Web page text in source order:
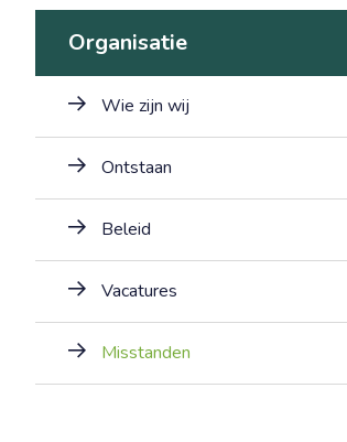
Organisatie
Wie zijn wij
Ontstaan
Beleid
Vacatures
Misstanden